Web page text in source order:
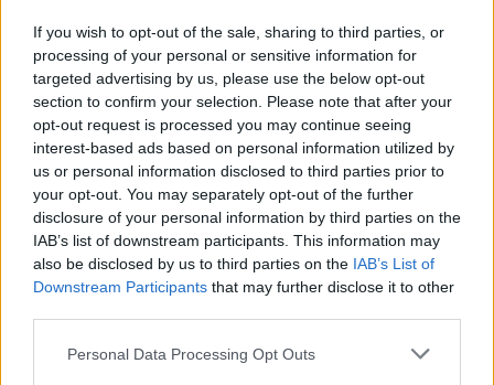
If you wish to opt-out of the sale, sharing to third parties, or
processing of your personal or sensitive information for
targeted advertising by us, please use the below opt-out
section to confirm your selection. Please note that after your
opt-out request is processed you may continue seeing
interest-based ads based on personal information utilized by
us or personal information disclosed to third parties prior to
your opt-out. You may separately opt-out of the further
disclosure of your personal information by third parties on the
IAB’s list of downstream participants. This information may
also be disclosed by us to third parties on the IAB’s List of
Downstream Participants that may further disclose it to other
Personal Data Processing Opt Outs
18η συνεχόμενη χρονιά για τον ΟΤΕ στη διεθνή σειρά δεικτών
FTSE4Good
Alpha Bank: Για πρώτη φορά το Αρχαίο Θέατρο Επιδαύρου άνοιξε τις
πύλες του σε όλους
ΠΕΡΙΣΣΌΤΕΡΑ ΣΕ ΑΥΤΉ ΤΗΝ ΚΑΤΗΓΟΡΊΑ